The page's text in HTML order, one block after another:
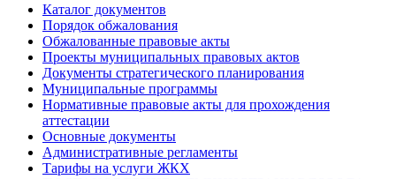
Каталог документов
Порядок обжалования
Обжалованные правовые акты
Проекты муниципальных правовых актов
Документы стратегического планирования
Муниципальные программы
Нормативные правовые акты для прохождения
аттестации
Основные документы
Административные регламенты
Тарифы на услуги ЖКХ